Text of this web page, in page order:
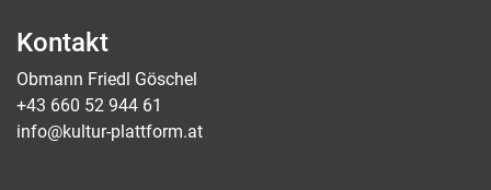
Kontakt
Obmann Friedl Göschel
+43 660 52 944 61
info@kultur-plattform.at